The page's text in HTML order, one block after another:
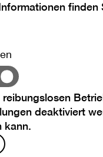
finden
deaktiviert
kann.